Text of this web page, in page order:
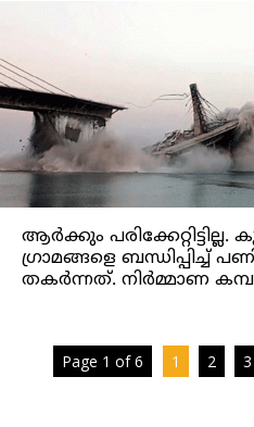
ആർക്കും
ഗ്രാമങ്ങളെ ബന്ധിപ്പിച്ച്
തകർന്നത്. നിർമ്മാണ
Page 1 of 6 1 2 3